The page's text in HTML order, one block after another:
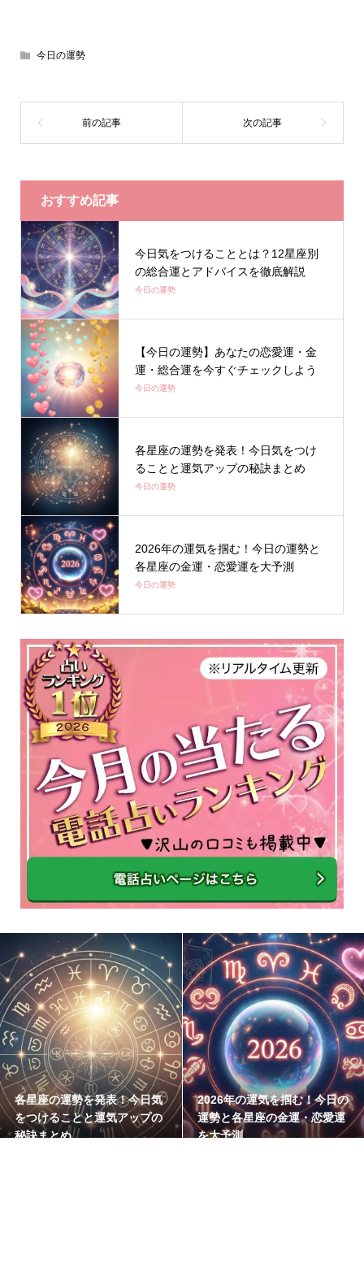
今日の運勢
おすすめ記事
今日気をつけることとは？12星座別
の総合運とアドバイスを徹底解説
今日の運勢
【今日の運勢】あなたの恋愛運・金
運・総合運を今すぐチェックしよう
今日の運勢
各星座の運勢を発表！今日気をつけ
ることと運気アップの秘訣まとめ
今日の運勢
2026年の運気を掴む！今日の運勢と
各星座の金運・恋愛運を大予測
今日の運勢
各星座の運勢を発表！今日気
をつけることと運気アップの
秘訣まとめ
2026年の運気を掴む！今日の
運勢と各星座の金運・恋愛運
を大予測